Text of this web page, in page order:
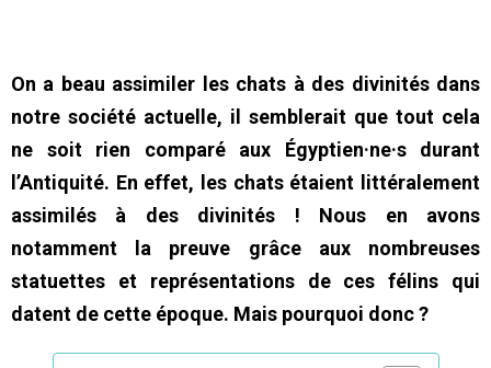
On a beau assimiler les chats à des divinités dans
notre société actuelle, il semblerait que tout cela
ne soit rien comparé aux Égyptien·ne·s durant
l’Antiquité. En effet, les chats étaient littéralement
assimilés à des divinités ! Nous en avons
notamment la preuve grâce aux nombreuses
statuettes et représentations de ces félins qui
datent de cette époque. Mais pourquoi donc ?